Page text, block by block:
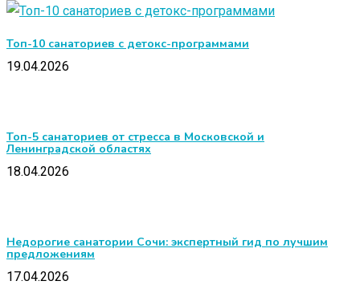
Топ-10 санаториев с детокс-программами
19.04.2026
Топ-5 санаториев от стресса в Московской и
Ленинградской областях
18.04.2026
Недорогие санатории Сочи: экспертный гид по лучшим
предложениям
17.04.2026